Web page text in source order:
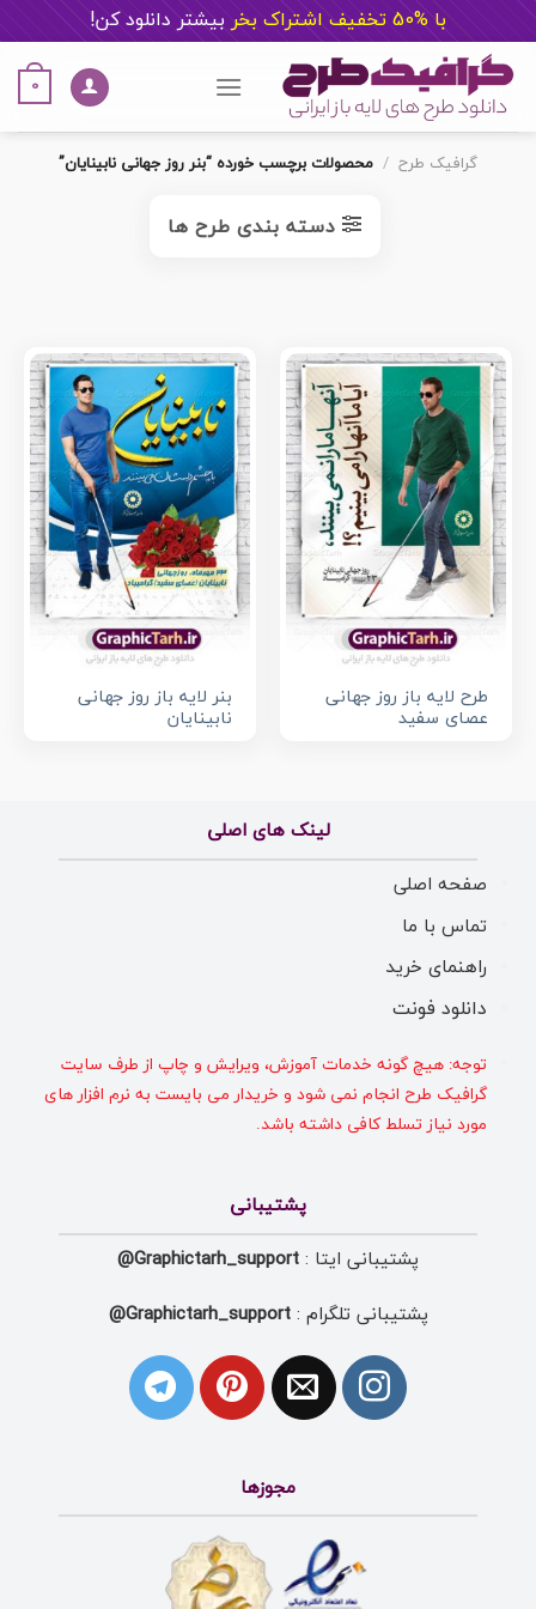
با %50 تخفیف اشتراک بخر بیشتر دانلود کن!
content
0
گرافیک طرح / محصولات برچسب خورده “بنر روز جهانی نابینایان”
دسته بندی طرح ها
طرح لایه باز روز جهانی
عصای سفید
بنر لایه باز روز جهانی
نابینایان
لینک های اصلی
صفحه اصلی
تماس با ما
راهنمای خرید
دانلود فونت
توجه: هیچ گونه خدمات آموزش، ویرایش و چاپ از طرف سایت
گرافیک طرح انجام نمی شود و خریدار می بایست به نرم افزار های
مورد نیاز تسلط کافی داشته باشد.
پشتیبانی
پشتیبانی ایتا : Graphictarh_support@
پشتیبانی تلگرام :Graphictarh_support@
مجوزها